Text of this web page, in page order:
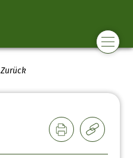
Zurück